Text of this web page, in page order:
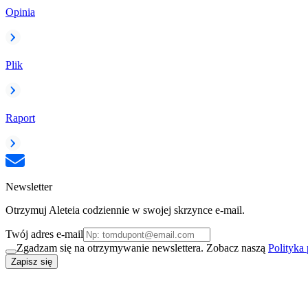
Opinia
Plik
Raport
Newsletter
Otrzymuj Aleteia codziennie w swojej skrzynce e-mail.
Twój adres e-mail
Zgadzam się na otrzymywanie newslettera. Zobacz naszą Polityka
Zapisz się